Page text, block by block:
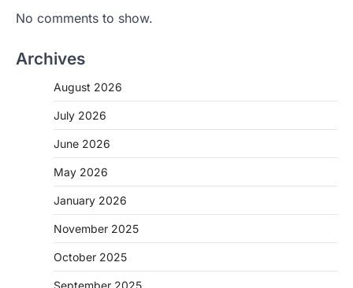
No comments to show.
Archives
August 2026
July 2026
June 2026
May 2026
January 2026
November 2025
October 2025
CHHATTISGARH
CG: 1 से 19 वर्ष तक के बच्चों को निःशुल्क दी
जाएगी एल्बेंडाजोल
More Khabar August 7, 2026
रायपुर। राष्ट्रीय कृमि मुक्ति दिवस भारत सरकार द्वारा